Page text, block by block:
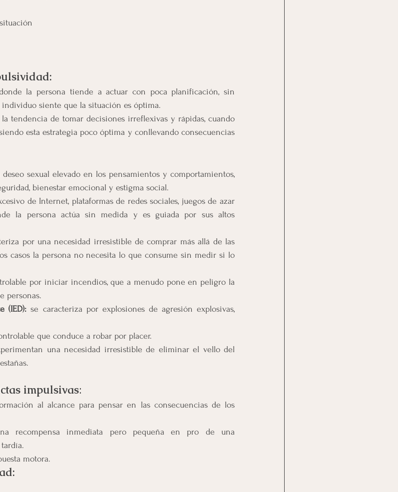
la persona tiende a actuar con poca planificación, sin
siente que la situación es óptima.
tendencia de tomar decisiones irreflexivas y rápidas, cuando
esta estrategia poco óptima y conllevando consecuencias
deseo sexual elevado en los pensamientos y comportamientos,
bienestar emocional y estigma social.
de Internet, plataformas de redes sociales, juegos de azar
la persona actúa sin medida y es guiada por sus altos
por una necesidad irresistible de comprar más allá de las
casos la persona no necesita lo que consume sin medir si lo
por iniciar incendios, que a menudo pone en peligro la
personas.
(IED): se caracteriza por explosiones de agresión explosivas,
que conduce a robar por placer.
una necesidad irresistible de eliminar el vello del
impulsivas:
al alcance para pensar en las consecuencias de los
recompensa inmediata pero pequeña en pro de una
motora.